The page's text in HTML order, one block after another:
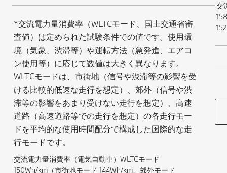
*交流電力量消費率（WLTCモード、国土交通省審
査値）は定められた試験条件での値です。使用環
境（気象、渋滞等）や運転方法（急発進、エアコ
ン使用等）に応じて数値は大きく異なります。
WLTCモードは、市街地（信号や渋滞等の影響を受
ける比較的低速な走行を想定）、郊外（信号や渋
滞等の影響をあまり受けない走行を想定）、高速
道路（高速道路等での走行を想定）の各走行モー
ドを平均的な使用時間配分で構成した国際的な走
行モードです。
交流電力量消費率（電気自動車）WLTCモード
150Wh/km（市街地モード 144Wh/km、郊外モード
交